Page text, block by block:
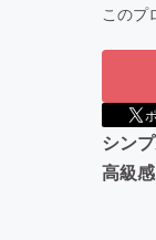
このプ
シン
高級